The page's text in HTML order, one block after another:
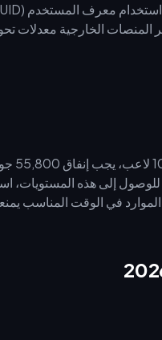
يلا لودو العالمية 2026 بشكل آمن. توفر المنصات
يتطلب
في الوقت المناسب